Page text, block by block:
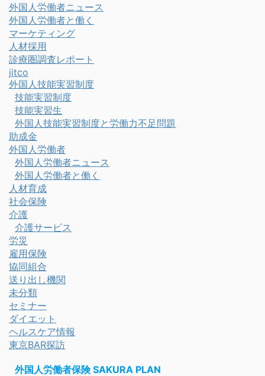
外国人労働者ニュース
外国人労働者と働く
マーケティング
人材採用
診療圏調査レポート
jitco
外国人技能実習制度
技能実習制度
技能実習生
外国人技能実習制度と労働力不足問題
助成金
外国人労働者
外国人労働者ニュース
外国人労働者と働く
人材育成
社会保険
介護
介護サービス
労災
雇用保険
協同組合
送り出し機関
未分類
セミナー
ダイエット
ヘルスケア情報
東京BAR探訪
外国人労働者保険 SAKURA PLAN